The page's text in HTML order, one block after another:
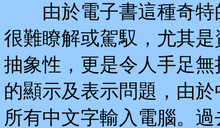
由於電子書這種奇特
很難瞭解或駕馭，尤其
抽象性，更是令人手足
的顯示及表示問題，由
所有中文字輸入電腦。